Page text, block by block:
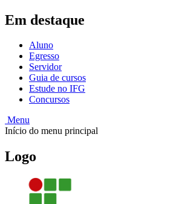
Em destaque
Aluno
Egresso
Servidor
Guia de cursos
Estude no IFG
Concursos
Menu
Início do menu principal
Logo